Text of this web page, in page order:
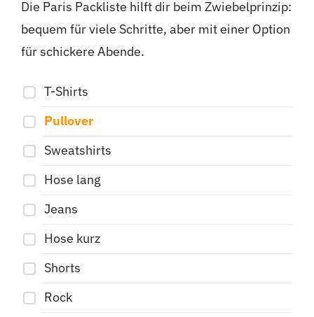
Die Paris Packliste hilft dir beim Zwiebelprinzip:
bequem für viele Schritte, aber mit einer Option
für schickere Abende.
T-Shirts
Pullover
Sweatshirts
Hose lang
Jeans
Hose kurz
Shorts
Rock